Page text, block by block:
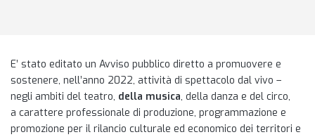
E’ stato editato un Avviso pubblico diretto a promuovere e
sostenere, nell’anno 2022, attività di spettacolo dal vivo –
negli ambiti del teatro, della musica, della danza e del circo,
a carattere professionale di produzione, programmazione e
promozione per il rilancio culturale ed economico dei territori e